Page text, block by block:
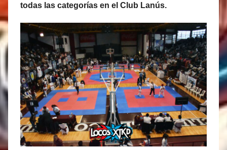
a
t
a
s
M
a
r
t
i
n
todas las categorías en el Club Lanús.